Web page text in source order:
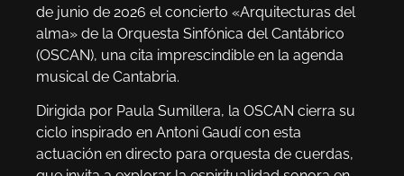
de junio de 2026 el concierto «Arquitecturas del
alma» de la Orquesta Sinfónica del Cantábrico
(OSCAN), una cita imprescindible en la agenda
musical de Cantabria.
Dirigida por Paula Sumillera, la OSCAN cierra su
ciclo inspirado en Antoni Gaudí con esta
actuación en directo para orquesta de cuerdas,